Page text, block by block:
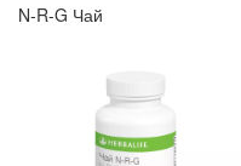
N-R-G Чай